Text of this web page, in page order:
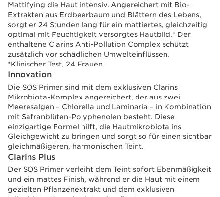
Mattifying die Haut intensiv. Angereichert mit Bio-
Extrakten aus Erdbeerbaum und Blättern des Lebens,
sorgt er 24 Stunden lang für ein mattiertes, gleichzeitig
optimal mit Feuchtigkeit versorgtes Hautbild.* Der
enthaltene Clarins Anti-Pollution Complex schützt
zusätzlich vor schädlichen Umwelteinflüssen.
*Klinischer Test, 24 Frauen.
Innovation
Die SOS Primer sind mit dem exklusiven Clarins
Mikrobiota-Komplex angereichert, der aus zwei
Meeresalgen – Chlorella und Laminaria – in Kombination
mit Safranblüten-Polyphenolen besteht. Diese
einzigartige Formel hilft, die Hautmikrobiota ins
Gleichgewicht zu bringen und sorgt so für einen sichtbar
gleichmäßigeren, harmonischen Teint.
Clarins Plus
Der SOS Primer verleiht dem Teint sofort Ebenmäßigkeit
und ein mattes Finish, während er die Haut mit einem
gezielten Pflanzenextrakt und dem exklusiven